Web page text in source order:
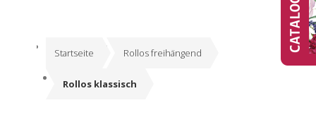
Startseite Rollos freihängend
Rollos klassisch